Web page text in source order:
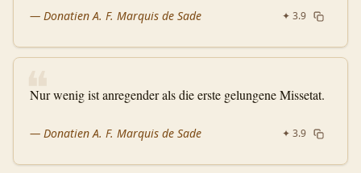
— Donatien A. F. Marquis de Sade ✦ 3.9
❝
Nur wenig ist anregender als die erste gelungene Missetat.
— Donatien A. F. Marquis de Sade ✦ 3.9